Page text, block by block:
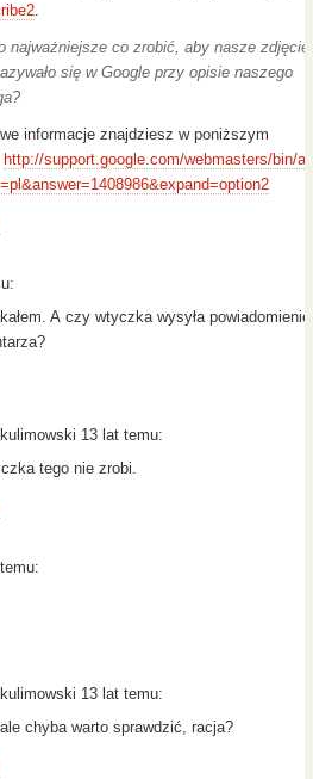
.
najważniejsze co zrobić, aby nasze zdjęcie
się w Google przy opisie naszego
informacje znajdziesz w poniższym
http://support.google.com/webmasters/bin/an
A czy wtyczka wysyła powiadomienie
13 lat temu:
tego nie zrobi.
13 lat temu:
chyba warto sprawdzić, racja?